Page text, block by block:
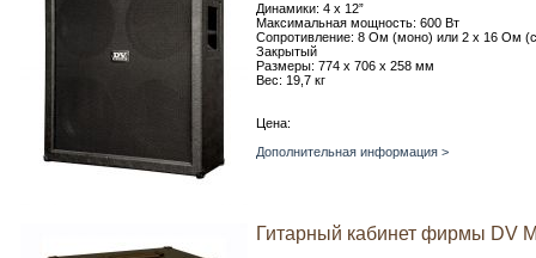
Динамики: 4 x 12”
Максимальная мощность: 600 Вт
Сопротивление: 8 Ом (моно) или 2 х 16 Ом
Закрытый
Размеры: 774 х 706 х 258 мм
Вес: 19,7 кг
Цена:
Дополнительная информация >
Гитарный кабинет фирмы DV